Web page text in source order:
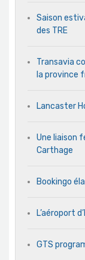
Saison
des TRE
Transavia
la province
Lancaster
Une liaison
Carthage
Bookingo
L’aéroport
GTS